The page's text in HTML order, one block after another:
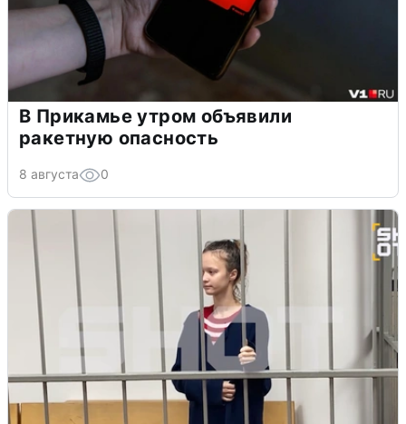
В Прикамье утром объявили
ракетную опасность
8 августа 0